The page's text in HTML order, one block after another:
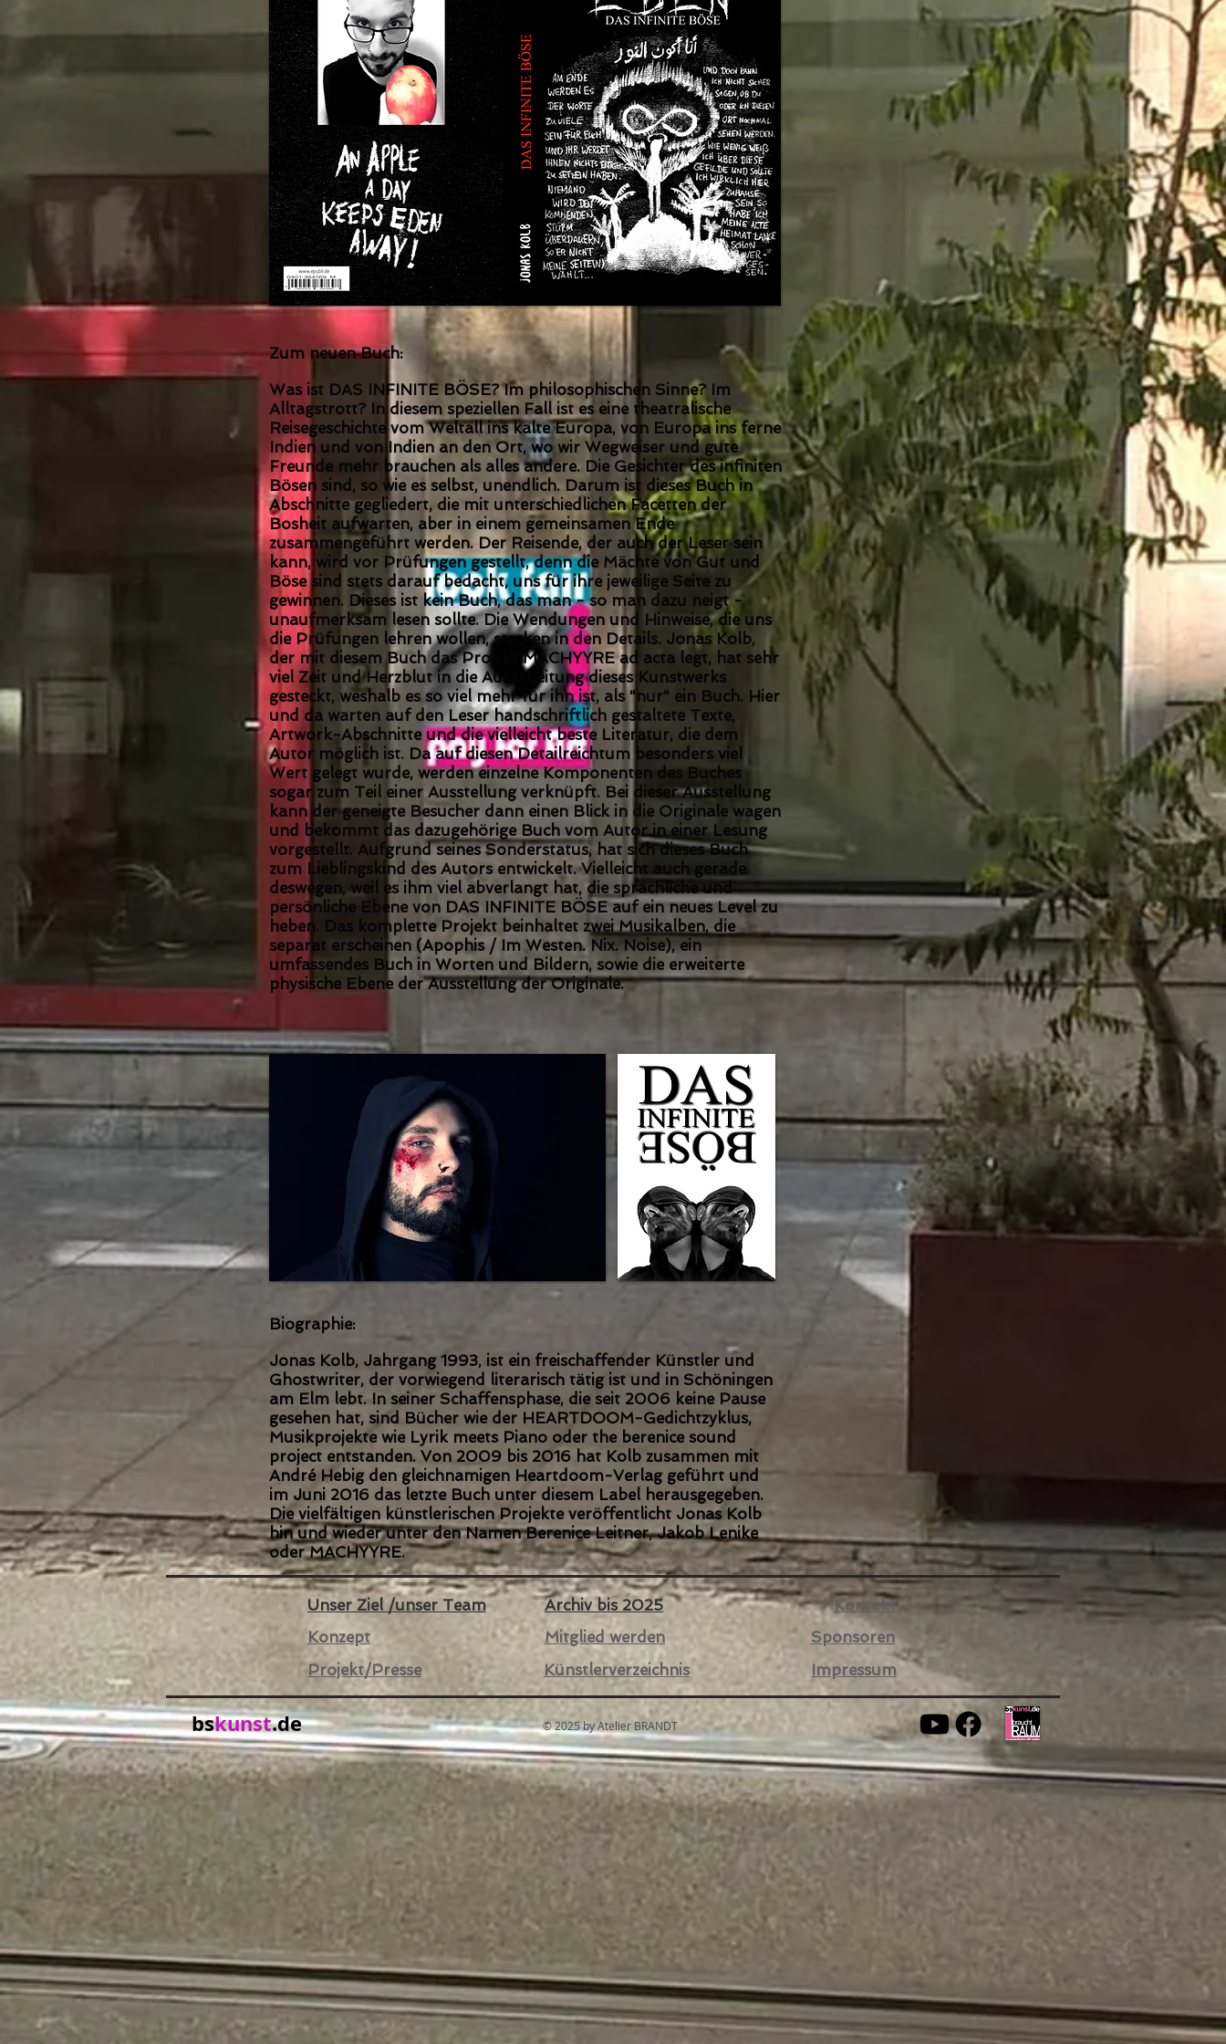
Zum neuen Buch:
Was ist DAS INFINITE BÖSE? Im philosophischen Sinne? Im
Alltagstrott? In diesem speziellen Fall ist es eine theatralische
Reisegeschichte vom Weltall ins kalte Europa, von Europa ins ferne
Indien und von Indien an den Ort, wo wir Wegweiser und gute
Freunde mehr brauchen als alles andere. Die Gesichter des infiniten
Bösen sind, so wie es selbst, unendlich. Darum ist dieses Buch in
Abschnitte gegliedert, die mit unterschiedlichen Facetten der
Bosheit aufwarten, aber in einem gemeinsamen Ende
zusammengeführt werden. Der Reisende, der auch der Leser sein
kann, wird vor Prüfungen gestellt, denn die Mächte von Gut und
Böse sind stets darauf bedacht, uns für ihre jeweilige Seite zu
gewinnen. Dieses ist kein Buch, das man - so man dazu neigt -
unaufmerksam lesen sollte. Die Wendungen und Hinweise, die uns
die Prüfungen lehren wollen, stecken in den Details. Jonas Kolb,
der mit diesem Buch das Projekt MACHYYRE ad acta legt, hat sehr
viel Zeit und Herzblut in die Ausarbeitung dieses Kunstwerks
gesteckt, weshalb es so viel mehr für ihn ist, als "nur" ein Buch. Hier
und da warten auf den Leser handschriftlich gestaltete Texte,
Artwork-Abschnitte und die vielleicht beste Literatur, die dem
Autor möglich ist. Da auf diesen Detailreichtum besonders viel
Wert gelegt wurde, werden einzelne Komponenten des Buches
sogar zum Teil einer Ausstellung verknüpft. Bei dieser Ausstellung
kann der geneigte Besucher dann einen Blick in die Originale wagen
und bekommt das dazugehörige Buch vom Autor in einer Lesung
vorgestellt. Aufgrund seines Sonderstatus, hat sich dieses Buch
zum Lieblingskind des Autors entwickelt. Vielleicht auch gerade
deswegen, weil es ihm viel abverlangt hat, die sprachliche und
persönliche Ebene von DAS INFINITE BÖSE auf ein neues Level zu
heben. Das komplette Projekt beinhaltet zwei Musikalben, die
separat erscheinen (Apophis / Im Westen. Nix. Noise), ein
umfassendes Buch in Worten und Bildern, sowie die erweiterte
physische Ebene der Ausstellung der Originale.
Biographie:
Jonas Kolb, Jahrgang 1993, ist ein freischaffender Künstler und
Ghostwriter, der vorwiegend literarisch tätig ist und in Schöningen
am Elm lebt. In seiner Schaffensphase, die seit 2006 keine Pause
gesehen hat, sind Bücher wie der HEARTDOOM-Gedichtzyklus,
Musikprojekte wie Lyrik meets Piano oder the berenice sound
project entstanden. Von 2009 bis 2016 hat Kolb zusammen mit
André Hebig den gleichnamigen Heartdoom-Verlag geführt und
im Juni 2016 das letzte Buch unter diesem Label herausgegeben.
Die vielfältigen künstlerischen Projekte veröffentlicht Jonas Kolb
hin und wieder unter den Namen Berenice Leitner, Jakob Lenike
oder MACHYYRE.
Unser Ziel /unser Team
Konzept
Projekt/Presse
Archiv bis 2025
Mitglied werden
Künstlerverzeichnis
Kontakt
Sponsoren
Impressum
bskunst.de © 2025 by Atelier BRANDT